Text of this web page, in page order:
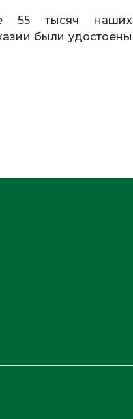
55 тысяч наших
были удостоены